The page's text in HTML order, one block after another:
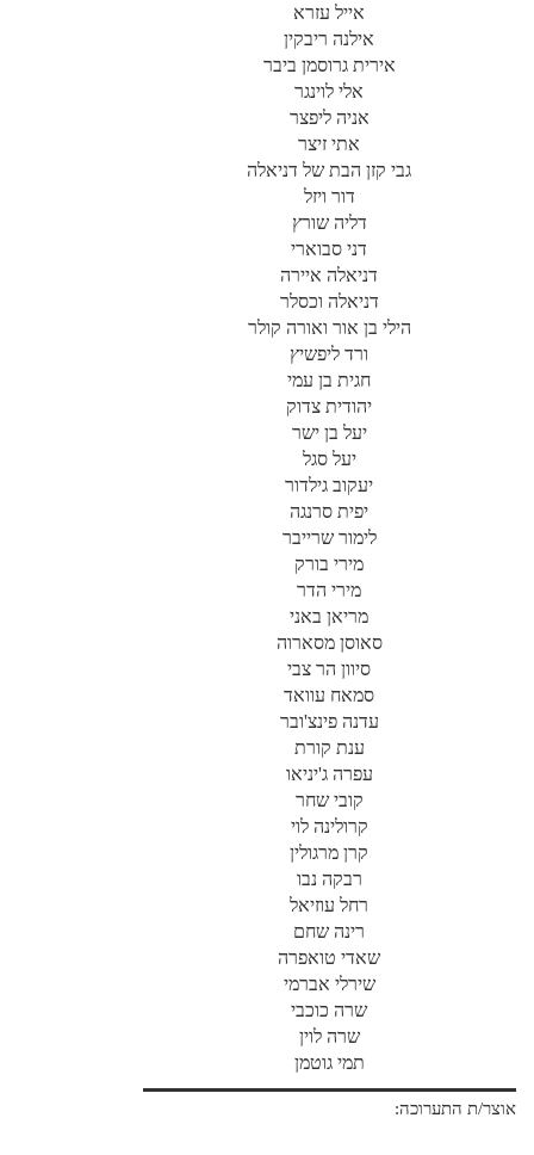
אייל עזרא
אילנה ריבקין
אירית גרוסמן ביבר
אלי לוינגר
אניה ליפצר
אתי זיצר
גבי קזן הבת של דניאלה
דור ויזל
דליה שורץ
דני סבוארי
דניאלה איירה
דניאלה וכסלר
הילי בן אור ואורה קולר
ורד ליפשיץ
חגית בן עמי
יהודית צדוק
יעל בן ישר
יעל סגל
יעקוב גילדור
יפית סרנגה
לימור שרייבר
מירי בורק
מירי הדר
מריאן באני
סאוסן מסארוה
סיוון הר צבי
סמאח עוואד
עדנה פינצ'ובר
ענת קורת
עפרה ג'יניאו
קובי שחר
קרולינה לוי
קרן מרגולין
רבקה נבו
רחל עוזיאל
רינה שחם
שאדי טואפרה
שירלי אברמי
שרה כוכבי
שרה לוין
תמי גוטמן
אוצר/ת התערוכה: